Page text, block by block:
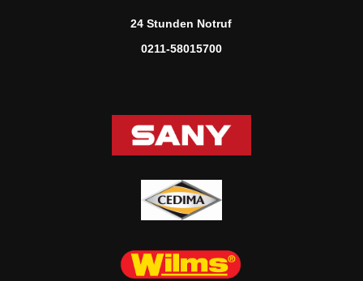
24 Stunden Notruf
0211-58015700